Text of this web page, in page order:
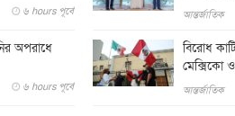
৬ hours পূর্বে আন্তর্জাতিক
অপরাধে
৬ hours পূর্বে
বিরোধ
মেক্সিকো
আন্তর্জাতিক